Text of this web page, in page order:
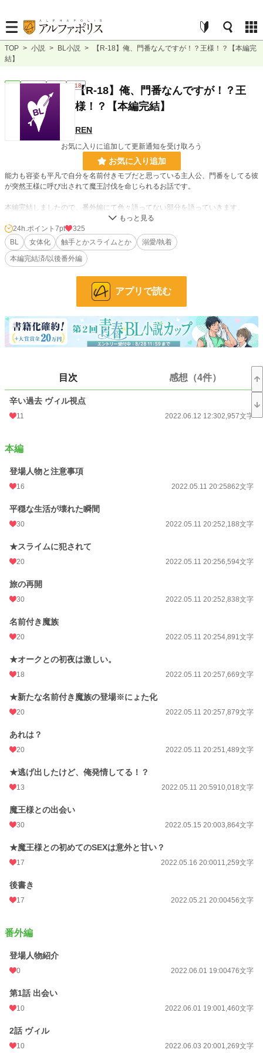
TOP > 小説 > BL小説 >
【R-18】俺、門番なんですが！？王様！？【本編完
結】
連載中 長編 R18
【R-18】俺、門番なんですが！？王
様！？【本編完結】
REN
お気に入りに追加して更新通知を受け取ろう
お気に入り追加
能力も容姿も平凡で自分を名前付きモブだと思っている主人公、門番をしてる彼
が突然王様に呼び出されて魔王討伐を命じられるお話です。
本編完結しましたので、番外編にて色々語ってない部分を語っていきます。
小説 38,196 位 / 228,851 件
BL 10,370 位 / 31,440 件
文字数 71,130
更新日時 2022.06.12 12:30
91 pt (35,631 位)
月間ポイント 294 pt (44,138 位)
年間ポイント
24h.ポイント 7pt
325
BL
女体化 触手とかスライムとか
溺愛/執着
本編完結済/以後番外編
アプリで読む
目次 感想（4件）
辛い過去 ヴィル視点
11 2022.06.12 12:302,957文字
本編
登場人物と注意事項
16 2022.05.11 20:25862文字
平穏な生活が壊れた瞬間
30 2022.05.11 20:252,188文字
★スライムに犯されて
20 2022.05.11 20:256,594文字
旅の再開
30 2022.05.11 20:252,838文字
名前付き魔族
20 2022.05.11 20:254,891文字
★オークとの初夜は激しい。
18 2022.05.11 20:257,669文字
★新たな名前付き魔族の登場※にょた化
20 2022.05.11 20:257,879文字
あれは？
20 2022.05.11 20:251,489文字
★逃げ出したけど、俺発情してる！？
13 2022.05.11 20:5910,018文字
魔王様との出会い
30 2022.05.15 20:003,864文字
★魔王様との初めてのSEXは意外と甘い？
17 2022.05.16 20:0011,259文字
後書き
17 2022.05.21 20:00456文字
番外編
登場人物紹介
0 2022.06.01 19:00476文字
第1話 出会い
10 2022.06.01 19:001,460文字
2話 ヴィル
10 2022.06.03 20:001,269文字